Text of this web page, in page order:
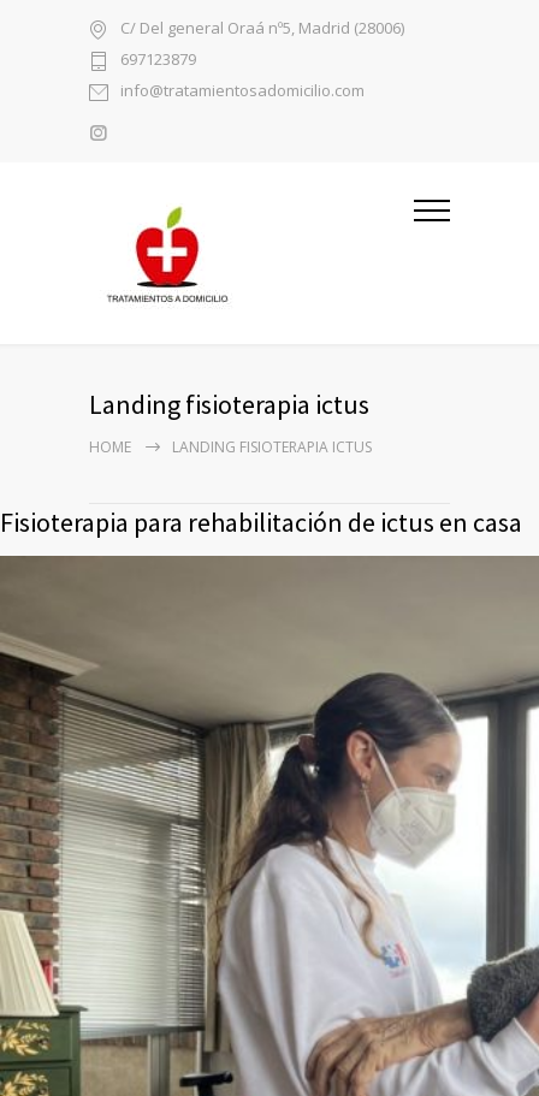
C/ Del general Oraá nº5, Madrid (28006)
697123879
info@tratamientosadomicilio.com
Landing fisioterapia ictus
HOME LANDING FISIOTERAPIA ICTUS
Fisioterapia para rehabilitación de ictus en casa